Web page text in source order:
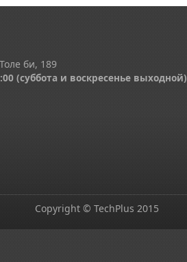
би, 189
(суббота и воскресенье выходной)
Copyright © TechPlus 2015